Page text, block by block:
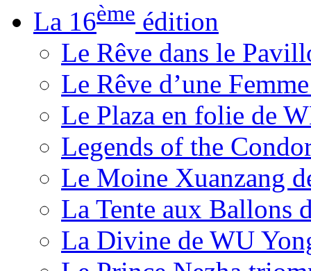
La 16ème édition
Le Rêve dans le
Le Rêve d’une
Le Plaza en folie de
Legends of the
Le Moine Xuanzang
La Tente aux Ballons
La Divine de WU